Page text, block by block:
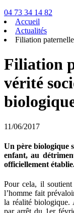
04 73 34 14 82
Accueil
Actualités
Filiation
Filiation
vérité
11/06/2017
Un père biologique
enfant, au
officiellement
Pour cela, il
l’homme fait
la réalité biologique.